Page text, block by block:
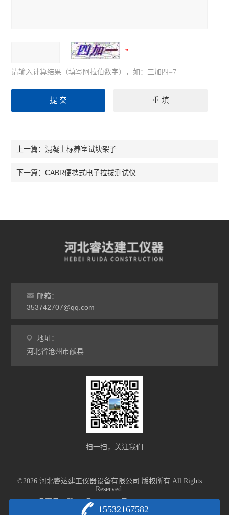
请输入计算结果（填写阿拉伯数字），如：三加四=7
上一篇： 混凝土标养室试块架子
下一篇：CABR便携式电子拉拔测试仪
邮箱：
353742707@qq.com
地址：
河北省沧州市献县
扫一扫，关注我们
©2026 河北睿达建工仪器设备有限公司 版权所有 All Rights
Reserved.
备案号：冀ICP备18002055号-1
15532167582